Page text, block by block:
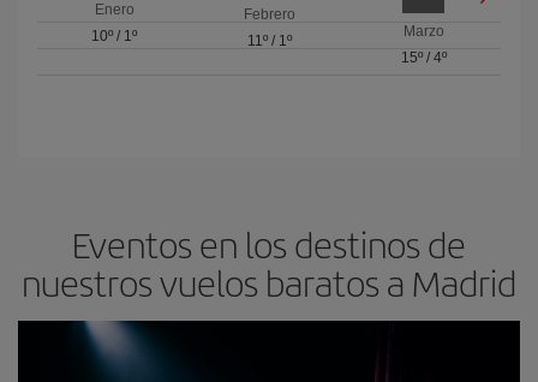
Enero
10º / 1º
Febrero
11º/ 1º
Marzo
15º/ 4º
Eventos en los destinos de
nuestros vuelos baratos a Madrid